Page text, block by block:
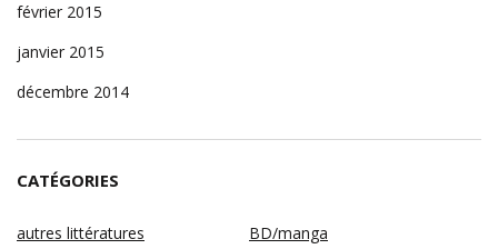
février 2015
janvier 2015
décembre 2014
CATÉGORIES
autres littératures
BD/manga